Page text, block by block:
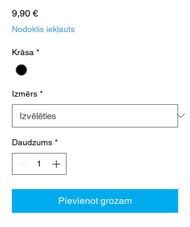
9,90 €Cena
Nodoklis iekļauts
Krāsa *
Izmērs *
Daudzums *
Pievienot grozam